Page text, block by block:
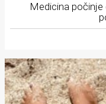
Medicina